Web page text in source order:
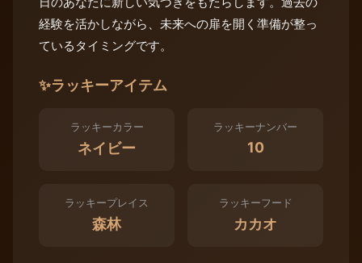
経験を活かしながら、未来への扉を開く準備が整っ
ているタイミングです。
✨ラッキーアイテム
ラッキーカラー
ネイビー
ラッキーナンバー
10
ラッキープレイス
森林
ラッキーフード
カカオ